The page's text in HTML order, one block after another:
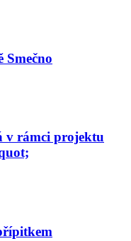
Smečno
v rámci projektu